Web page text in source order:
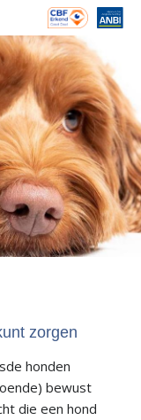
zorgen
honden
bewust
die een hond